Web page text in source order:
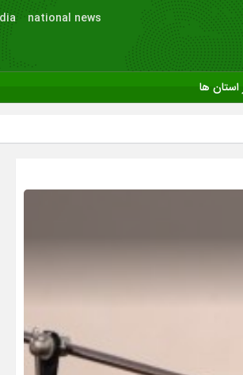
national news
استان ها